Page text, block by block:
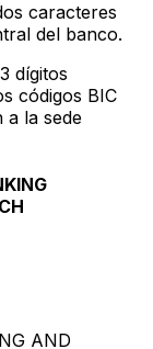
caracteres
del banco.
dígitos
códigos BIC
a la sede
AND